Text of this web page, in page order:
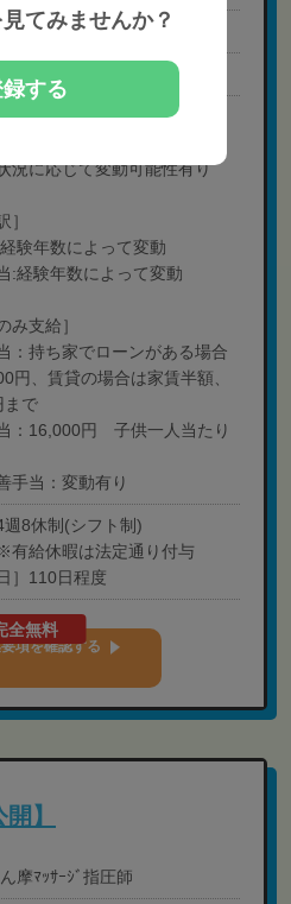
倉市岡本1022-32
奈川) 徒歩12分
況に応じて変動可能性有り
］
経験年数によって変動
:経験年数によって変動
み支給］
：持ち家でローンがある場合
円、賃貸の場合は家賃半額、
まで
：16,000円 子供一人当たり
手当：変動有り
週8休制(シフト制)
有給休暇は法定通り付与
］110日程度
全無料
項を確認する
】
摩ﾏｯｻｰｼﾞ指圧師
てみませんか？
する